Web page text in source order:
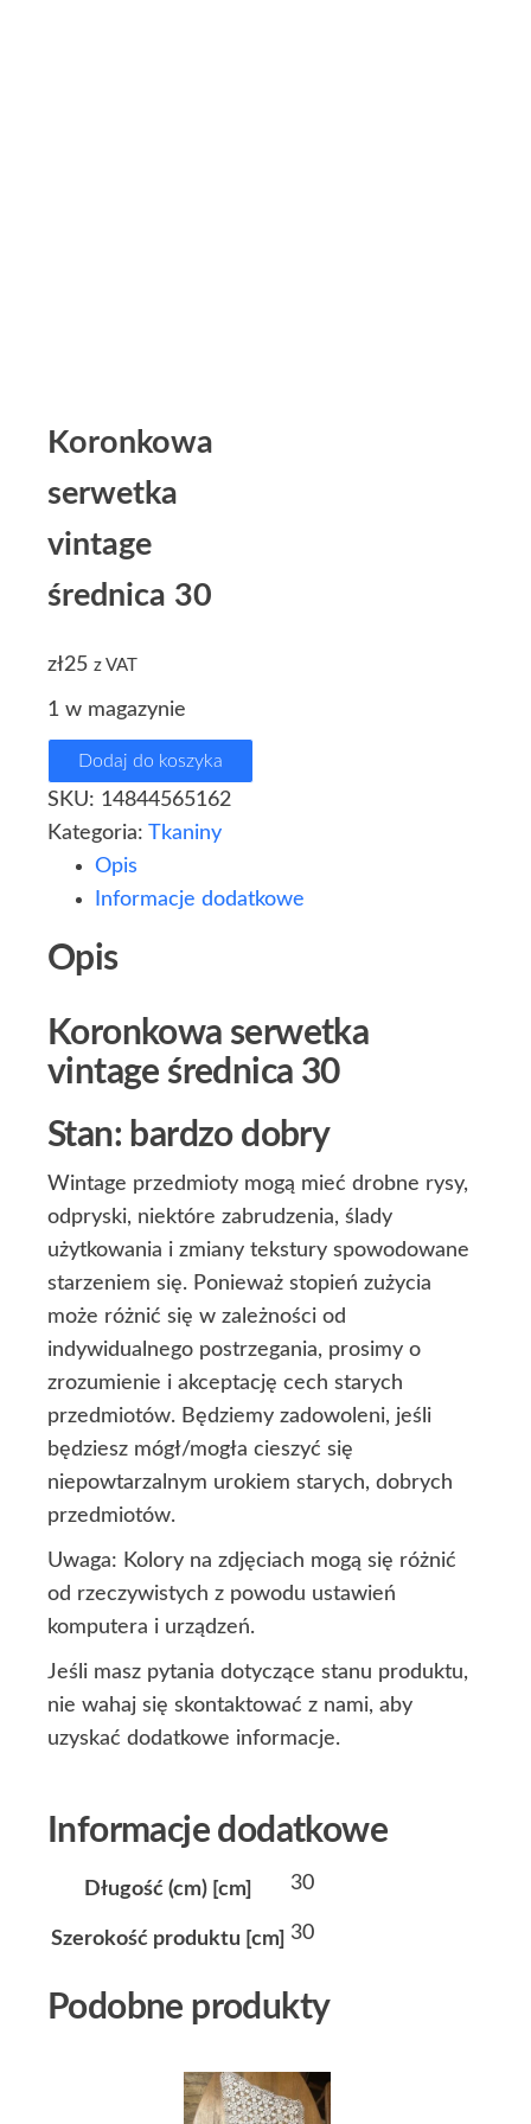
Koronkowa
serwetka
vintage
średnica 30
zł25 z VAT
1 w magazynie
Dodaj do koszyka
SKU: 14844565162
Kategoria: Tkaniny
Opis
Informacje dodatkowe
Opis
Koronkowa serwetka
vintage średnica 30
Stan: bardzo dobry
Wintage przedmioty mogą mieć drobne rysy,
odpryski, niektóre zabrudzenia, ślady
użytkowania i zmiany tekstury spowodowane
starzeniem się. Ponieważ stopień zużycia
może różnić się w zależności od
indywidualnego postrzegania, prosimy o
zrozumienie i akceptację cech starych
przedmiotów. Będziemy zadowoleni, jeśli
będziesz mógł/mogła cieszyć się
niepowtarzalnym urokiem starych, dobrych
przedmiotów.
Uwaga: Kolory na zdjęciach mogą się różnić
od rzeczywistych z powodu ustawień
komputera i urządzeń.
Jeśli masz pytania dotyczące stanu produktu,
nie wahaj się skontaktować z nami, aby
uzyskać dodatkowe informacje.
Informacje dodatkowe
Długość (cm) [cm] 30
Szerokość produktu [cm] 30
Podobne produkty